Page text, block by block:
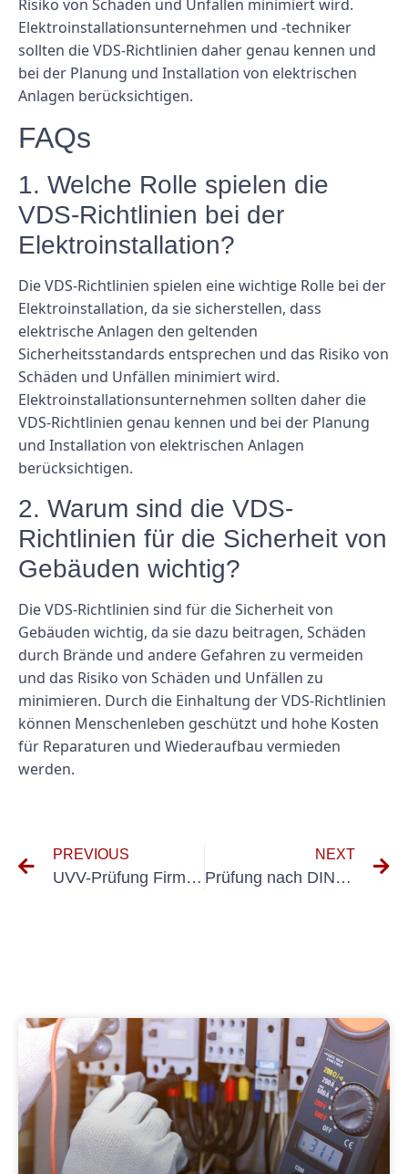
Risiko von Schäden und Unfällen minimiert wird.
Elektroinstallationsunternehmen und -techniker
sollten die VDS-Richtlinien daher genau kennen und
bei der Planung und Installation von elektrischen
Anlagen berücksichtigen.
FAQs
1. Welche Rolle spielen die
VDS-Richtlinien bei der
Elektroinstallation?
Die VDS-Richtlinien spielen eine wichtige Rolle bei der
Elektroinstallation, da sie sicherstellen, dass
elektrische Anlagen den geltenden
Sicherheitsstandards entsprechen und das Risiko von
Schäden und Unfällen minimiert wird.
Elektroinstallationsunternehmen sollten daher die
VDS-Richtlinien genau kennen und bei der Planung
und Installation von elektrischen Anlagen
berücksichtigen.
2. Warum sind die VDS-
Richtlinien für die Sicherheit von
Gebäuden wichtig?
Die VDS-Richtlinien sind für die Sicherheit von
Gebäuden wichtig, da sie dazu beitragen, Schäden
durch Brände und andere Gefahren zu vermeiden
und das Risiko von Schäden und Unfällen zu
minimieren. Durch die Einhaltung der VDS-Richtlinien
können Menschenleben geschützt und hohe Kosten
für Reparaturen und Wiederaufbau vermieden
werden.
PREVIOUS
UVV-Prüfung Firmenfahrzeug
NEXT
Prüfung nach DIN VDE 701 702